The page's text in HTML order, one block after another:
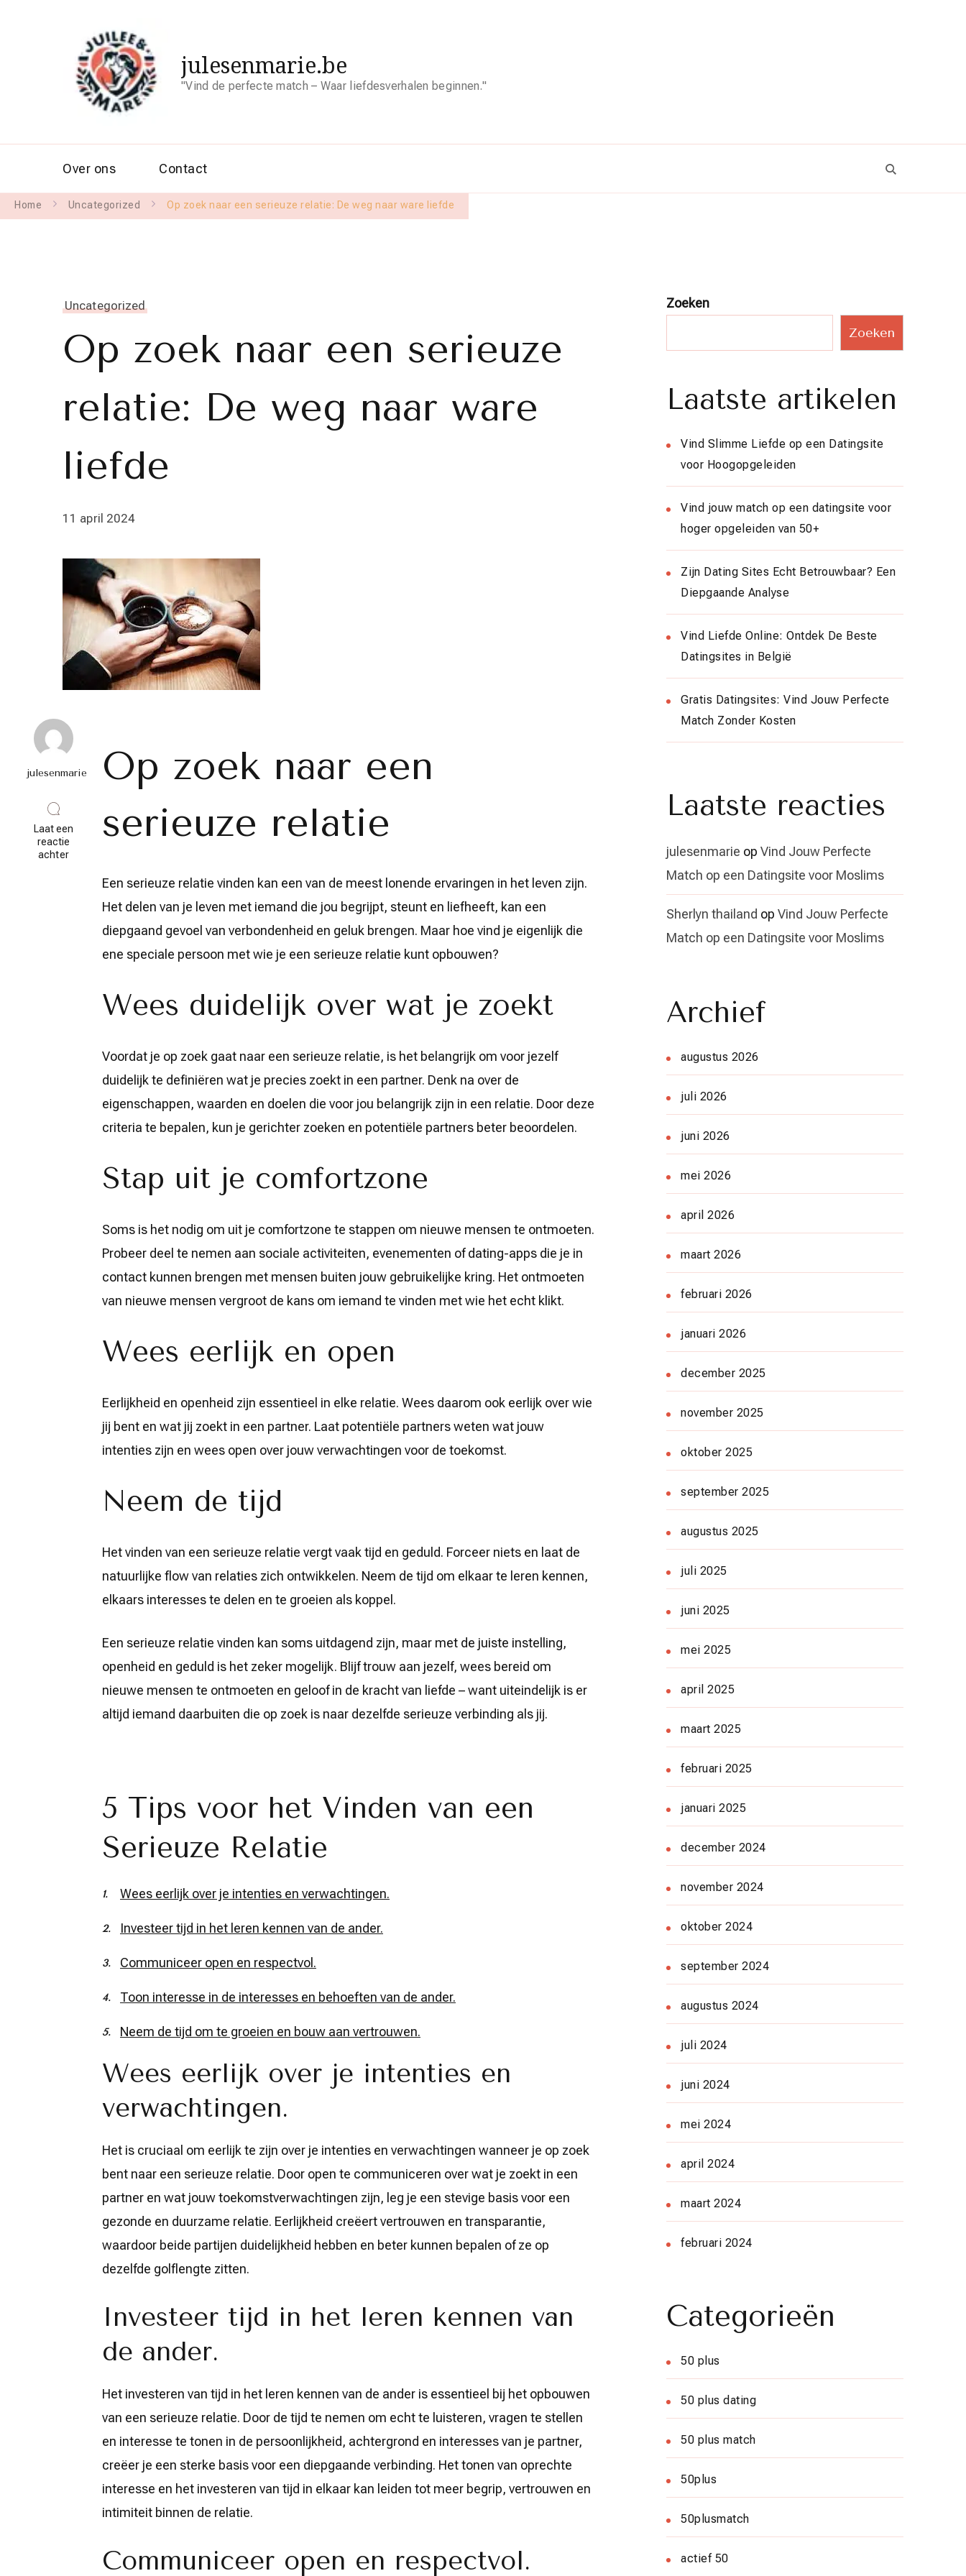
julesenmarie.be
"Vind de perfecte match – Waar liefdesverhalen beginnen."
Over ons Contact
Home Uncategorized Op zoek naar een serieuze relatie: De weg naar ware liefde
Uncategorized
Op zoek naar een serieuze
relatie: De weg naar ware
liefde
11 april 2024
julesenmarie
Laat een
reactie
achterop
Op zoek naar een
serieuze relatie
Een serieuze relatie vinden kan een van de meest lonende ervaringen in het leven zijn.
Het delen van je leven met iemand die jou begrijpt, steunt en liefheeft, kan een
diepgaand gevoel van verbondenheid en geluk brengen. Maar hoe vind je eigenlijk die
ene speciale persoon met wie je een serieuze relatie kunt opbouwen?
Wees duidelijk over wat je zoekt
Voordat je op zoek gaat naar een serieuze relatie, is het belangrijk om voor jezelf
duidelijk te definiëren wat je precies zoekt in een partner. Denk na over de
eigenschappen, waarden en doelen die voor jou belangrijk zijn in een relatie. Door deze
criteria te bepalen, kun je gerichter zoeken en potentiële partners beter beoordelen.
Stap uit je comfortzone
Soms is het nodig om uit je comfortzone te stappen om nieuwe mensen te ontmoeten.
Probeer deel te nemen aan sociale activiteiten, evenementen of dating-apps die je in
contact kunnen brengen met mensen buiten jouw gebruikelijke kring. Het ontmoeten
van nieuwe mensen vergroot de kans om iemand te vinden met wie het echt klikt.
Wees eerlijk en open
Eerlijkheid en openheid zijn essentieel in elke relatie. Wees daarom ook eerlijk over wie
jij bent en wat jij zoekt in een partner. Laat potentiële partners weten wat jouw
intenties zijn en wees open over jouw verwachtingen voor de toekomst.
Neem de tijd
Het vinden van een serieuze relatie vergt vaak tijd en geduld. Forceer niets en laat de
natuurlijke flow van relaties zich ontwikkelen. Neem de tijd om elkaar te leren kennen,
elkaars interesses te delen en te groeien als koppel.
Een serieuze relatie vinden kan soms uitdagend zijn, maar met de juiste instelling,
openheid en geduld is het zeker mogelijk. Blijf trouw aan jezelf, wees bereid om
nieuwe mensen te ontmoeten en geloof in de kracht van liefde – want uiteindelijk is er
altijd iemand daarbuiten die op zoek is naar dezelfde serieuze verbinding als jij.
5 Tips voor het Vinden van een
Serieuze Relatie
Wees eerlijk over je intenties en verwachtingen.
Investeer tijd in het leren kennen van de ander.
Communiceer open en respectvol.
Toon interesse in de interesses en behoeften van de ander.
Neem de tijd om te groeien en bouw aan vertrouwen.
Wees eerlijk over je intenties en
verwachtingen.
Het is cruciaal om eerlijk te zijn over je intenties en verwachtingen wanneer je op zoek
bent naar een serieuze relatie. Door open te communiceren over wat je zoekt in een
partner en wat jouw toekomstverwachtingen zijn, leg je een stevige basis voor een
gezonde en duurzame relatie. Eerlijkheid creëert vertrouwen en transparantie,
waardoor beide partijen duidelijkheid hebben en beter kunnen bepalen of ze op
dezelfde golflengte zitten.
Investeer tijd in het leren kennen van
de ander.
Het investeren van tijd in het leren kennen van de ander is essentieel bij het opbouwen
van een serieuze relatie. Door de tijd te nemen om echt te luisteren, vragen te stellen
en interesse te tonen in de persoonlijkheid, achtergrond en interesses van je partner,
creëer je een sterke basis voor een diepgaande verbinding. Het tonen van oprechte
interesse en het investeren van tijd in elkaar kan leiden tot meer begrip, vertrouwen en
intimiteit binnen de relatie.
Communiceer open en respectvol.
Zoeken
Zoeken
Laatste artikelen
Vind Slimme Liefde op een Datingsite
voor Hoogopgeleiden
Vind jouw match op een datingsite voor
hoger opgeleiden van 50+
Zijn Dating Sites Echt Betrouwbaar? Een
Diepgaande Analyse
Vind Liefde Online: Ontdek De Beste
Datingsites in België
Gratis Datingsites: Vind Jouw Perfecte
Match Zonder Kosten
Laatste reacties
julesenmarie op Vind Jouw Perfecte
Match op een Datingsite voor Moslims
Sherlyn thailand op Vind Jouw Perfecte
Match op een Datingsite voor Moslims
Archief
augustus 2026
juli 2026
juni 2026
mei 2026
april 2026
maart 2026
februari 2026
januari 2026
december 2025
november 2025
oktober 2025
september 2025
augustus 2025
juli 2025
juni 2025
mei 2025
april 2025
maart 2025
februari 2025
januari 2025
december 2024
november 2024
oktober 2024
september 2024
augustus 2024
juli 2024
juni 2024
mei 2024
april 2024
maart 2024
februari 2024
Categorieën
50 plus
50 plus dating
50 plus match
50plus
50plusmatch
actief 50